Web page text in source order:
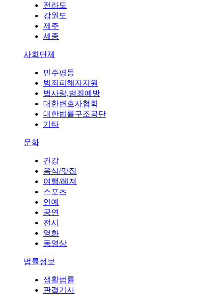
전라도
강원도
제주
세종
사회단체
민주평등
범죄피해자지원
법사랑,범죄예방
대한변호사협회
대한법률구조공단
기타
문화
건강
음식/맛집
여행/레져
스포츠
연예
공연
전시
영화
동영상
법률정보
생활법률
판결기사